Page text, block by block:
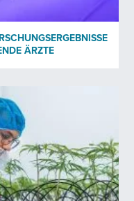
Bedrocan gelesen und
ÄRZTE